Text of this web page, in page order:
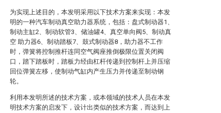
为实现上述目的，本发明采用以下技术方案来实现：本发
明的一种汽车制动真空助力器系统，包括：盘式制动器1、
制动主缸2、制动软管3、储油罐4、真空单向阀5、制动真
空 助力器6、制动踏板7、鼓式制动器8，助力器不工作
时，弹簧将控制推杆连同空气阀座推倒极限位置关闭阀
口，踏下踏板时，踏板力经由杠杆传递到控制杆上并压缩
回位弹簧左移，使制动气缸内产生压力并传递至制动钢
轮。
利用本发明所述的技术方案，或本领域的技术人员在本发
明技术方案的启发下，设计出类似的技术方案，而达到上